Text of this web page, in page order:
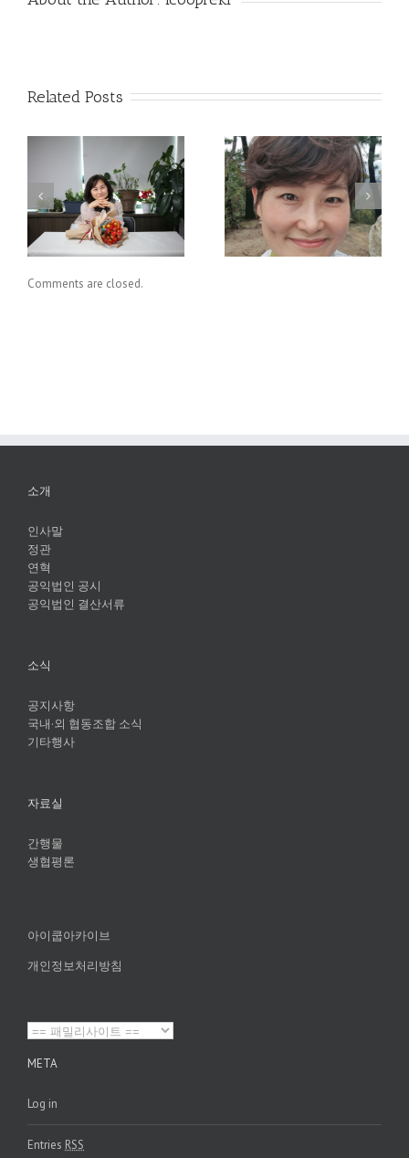
Related Posts
지속가능한 지구를 응
원하니? 그럼, 멸균팩
재활용, 알아보자.
가고 싶은 길과 가야 할
길
Comments are closed.
소개
인사말
정관
연혁
공익법인 공시
공익법인 결산서류
소식
공지사항
국내·외 협동조합 소식
기타행사
자료실
간행물
생협평론
아이쿱아카이브
개인정보처리방침
META
Log in
Entries RSS